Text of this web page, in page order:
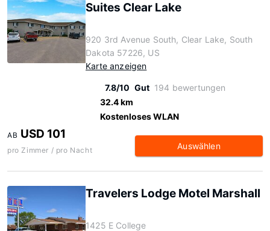
Suites Clear Lake
920 3rd Avenue South, Clear Lake, South
Dakota 57226, US
Karte anzeigen
7.8/10 Gut 194 bewertungen
32.4 km
Kostenloses WLAN
AB USD 101
pro Zimmer / pro Nacht Auswählen
Travelers Lodge Motel Marshall
1425 E College